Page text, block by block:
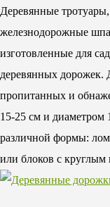
Деревянные
железнодорожные
изготовленные для
деревянных дорожек.
пропитанных и
15-25 см и диаметром
различной формы:
или блоков с